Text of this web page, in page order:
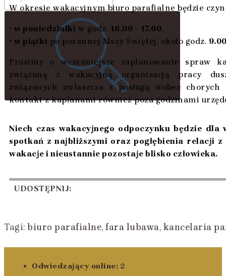
W okresie wakacyjnym biuro parafialne będzie
• w poniedziałki w godz. 16.00 – 17.00,
• w piątki po porannej Mszy Świętej, około godz.
Prosimy o wcześniejsze zaplanowanie spraw
związaną z wakacyjną organizacją pracy
związanych zwłaszcza z posługą wobec
kontakt z kapłanami również poza godzinami
Niech czas wakacyjnego odpoczynku będzie
spotkań z najbliższymi oraz pogłębienia relacji
wakacje i nieustannie pozostaje blisko człowieka.
UDOSTĘPNIJ:
Tagi: biuro parafialne, fara lubawa, kancelaria
Odwiedzający online: 2